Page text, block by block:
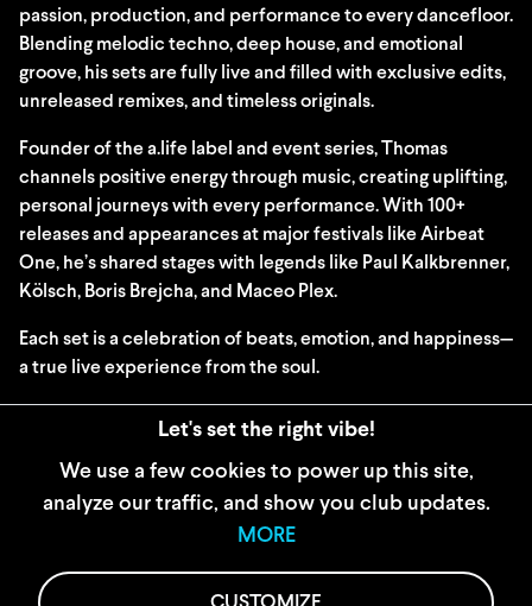
passion, production, and performance to every dancefloor.
Blending melodic techno, deep house, and emotional
groove, his sets are fully live and filled with exclusive edits,
unreleased remixes, and timeless originals.
Founder of the a.life label and event series, Thomas
channels positive energy through music, creating uplifting,
personal journeys with every performance. With 100+
releases and appearances at major festivals like Airbeat
One, he’s shared stages with legends like Paul Kalkbrenner,
Kölsch, Boris Brejcha, and Maceo Plex.
Each set is a celebration of beats, emotion, and happiness—
a true live experience from the soul.
WIDERRUFSBELEHRUNG
IMPRESSUM
Let's set the right vibe!
We use a few cookies to power up this site,
analyze our traffic, and show you club updates.
MORE